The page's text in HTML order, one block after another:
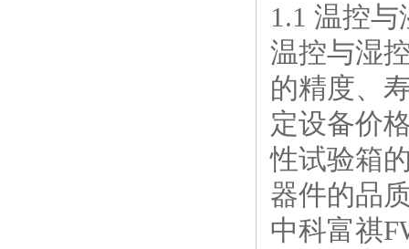
1.1 温控
温控与湿
的精度、
定设备价
性试验箱
器件的品
中科富祺